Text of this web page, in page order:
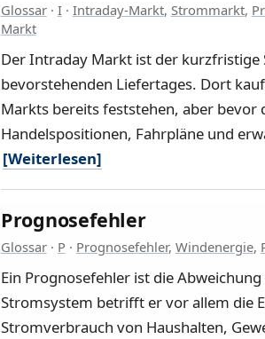
Glossar· I· Intraday-Markt, Strommarkt,
Markt
Der Intraday Markt ist der
bevorstehenden Liefertages. Dort
Markts bereits feststehen, aber bevor
Handelspositionen, Fahrpläne und
[Weiterlesen]
Prognosefehler
Glossar· P · Prognosefehler, Windenergie,
Ein Prognosefehler ist die
Stromsystem betrifft er vor allem die
Stromverbrauch von Haushalten,